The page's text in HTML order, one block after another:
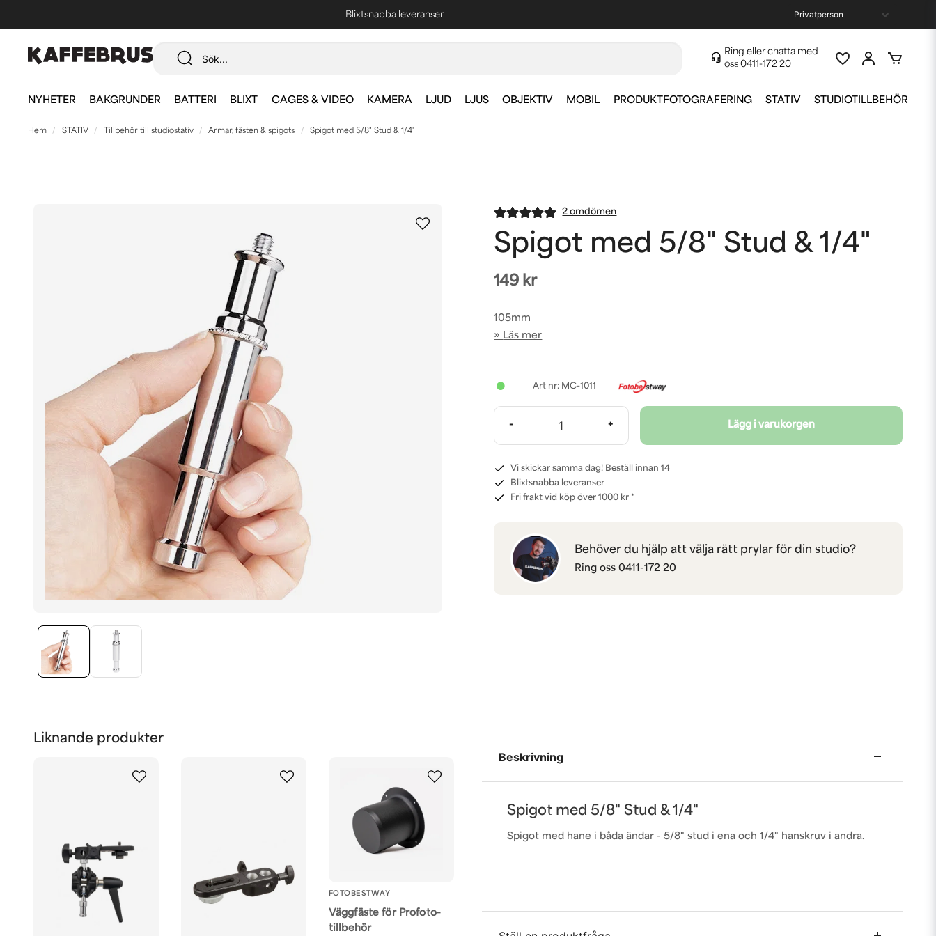
Fri frakt vid köp över 1000 kr *
Ring eller chatta med
oss 0411-172 20
NYHETER BAKGRUNDER BATTERI BLIXT CAGES & VIDEO KAMERA LJUD LJUS OBJEKTIV MOBIL PRODUKTFOTOGRAFERING STATIV STUDIOTILLBEHÖR
Hem STATIV Tillbehör till studiostativ Armar, fästen & spigots Spigot med 5/8" Stud & 1/4"
2 omdömen
Spigot med 5/8" Stud & 1/4"
149 kr
105mm
Läs mer
MC-1011
- + Lägg i varukorgen
Vi skickar samma dag! Beställ innan 14
Blixtsnabba leveranser
Fri frakt vid köp över 1000 kr *
Behöver du hjälp att välja rätt prylar för din studio?
Ring oss0411-172 20
Liknande produkter
FOTOBESTWAY
Väggfäste för Profoto-
tillbehör
Beskrivning
Spigot med 5/8" Stud & 1/4"
Spigot med hane i båda ändar - 5/8" stud i ena och 1/4" hanskruv i andra.